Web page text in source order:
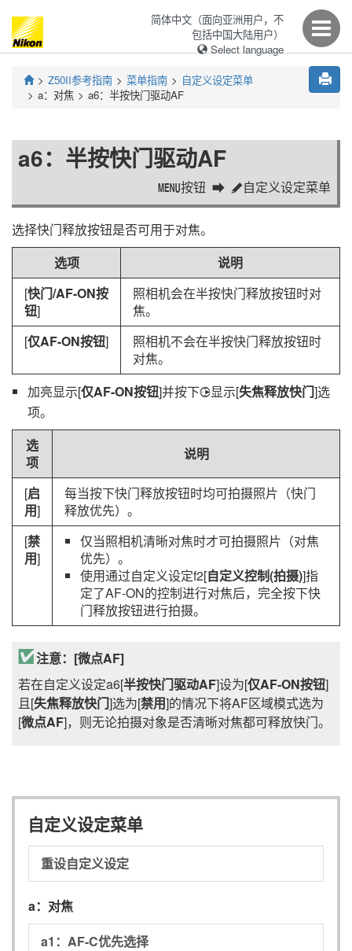
简体中文（面向亚洲用户，不
包括中国大陆用户）
Select language
Z50II参考指南 菜单指南
自定义设定菜单
a： 对焦 a6： 半按快门驱动AF
a6： 半按快门驱动AF
G按钮 A自定义设定菜单
选择快门释放按钮是否可用于对焦。
选项
说明
[快门/AF-ON按
钮]
照相机会在半按快门释放按钮时对
焦。
[仅AF-ON按钮]
照相机不会在半按快门释放按钮时
对焦。
加亮显示[仅AF-ON按钮]并按下2显示[失焦释放快门]选
项。
选
项
说明
[启
用]
每当按下快门释放按钮时均可拍摄照片（快门
释放优先）。
[禁
用]
仅当照相机清晰对焦时才可拍摄照片（对焦
优先）。
使用通过自定义设定f2[自定义控制(拍摄)]指
定了AF-ON的控制进行对焦后，完全按下快
门释放按钮进行拍摄。
注意：[微点AF]
若在自定义设定a6[半按快门驱动AF]设为[仅AF-ON按钮]
且[失焦释放快门]选为[禁用]的情况下将AF区域模式选为
[微点AF]，则无论拍摄对象是否清晰对焦都可释放快门。
自定义设定菜单
重设自定义设定
a： 对焦
a1： AF-C优先选择